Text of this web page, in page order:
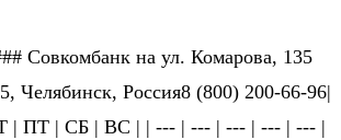
Совкомбанк на ул. Комарова, 135
Челябинск, Россия8 (800) 200-66-96|
ПТ | СБ | ВС | | --- | --- | --- | --- | --- |